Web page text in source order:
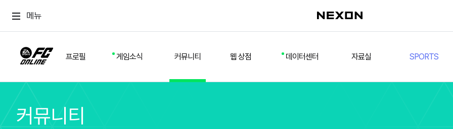
메뉴
프로필 게임소식 커뮤니티 웹 상점 데이터센터 자료실 SPORTS
스쿼드
경기 기록
커뮤니티